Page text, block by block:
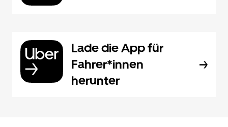
Lade die App für
Fahrer*innen
herunter